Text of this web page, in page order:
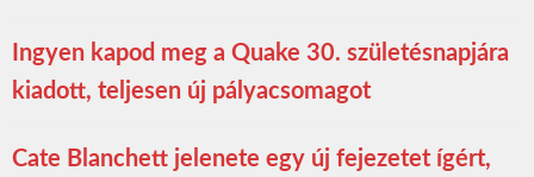
Ingyen kapod meg a Quake 30. születésnapjára
kiadott, teljesen új pályacsomagot
Cate Blanchett jelenete egy új fejezetet ígért,